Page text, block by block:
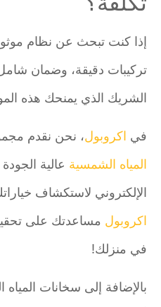
إذا كنت تبحث عن نظام
تركيبات دقيقة، وضمان
الشريك الذي يمنحك هذه
فياكروبول، نحن نقدم
المياه الشمسيةعالية الجودة
الإلكتروني لاستكشاف
اكروبولمساعدتك على تحقيق
في منزلك!
بالإضافة إلى سخانات المياه